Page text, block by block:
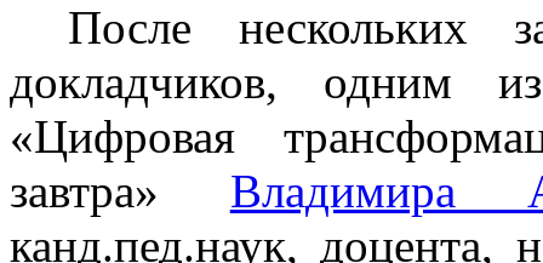
После нескольких
докладчиков, одним
«Цифровая
завтра» Владимира
канд.пед.наук, доцента,